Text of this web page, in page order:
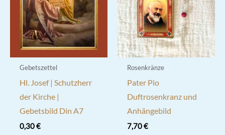
Gebetszettel
Hl. Josef | Schutzherr
der Kirche |
Gebetsbild Din A7
0,30€
Rosenkränze
Pater Pio
Duftrosenkranz und
Anhängebild
7,70€